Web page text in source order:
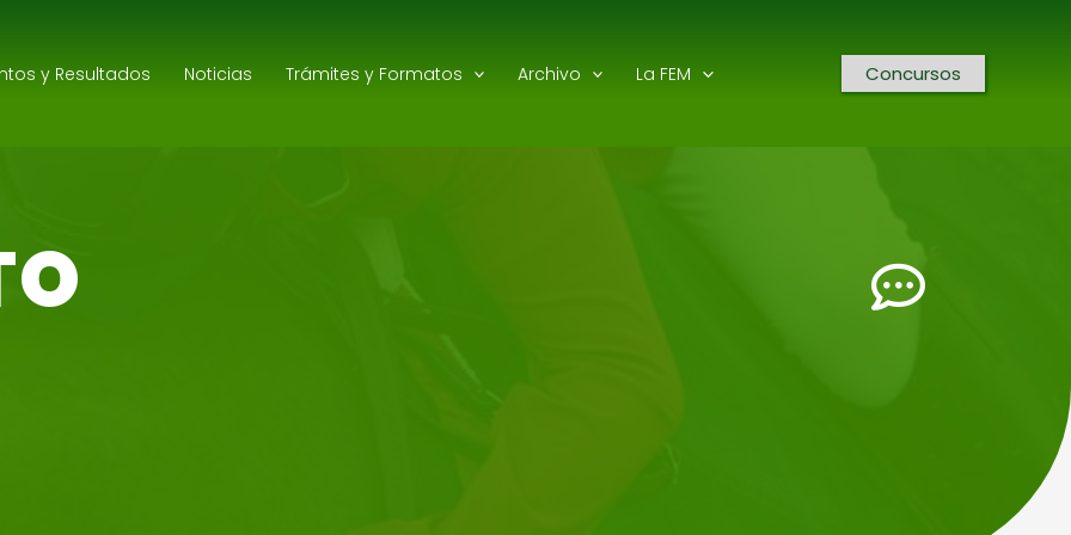
y Resultados Noticias Trámites y Formatos Archivo La FEM Concursos